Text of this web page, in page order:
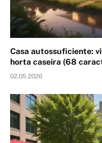
Casa autossuficiente:
horta caseira (68
02.05.2026